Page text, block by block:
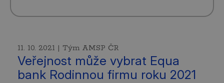
11. 10. 2021 | Tým AMSP ČR
Veřejnost může vybrat Equa
bank Rodinnou firmu roku 2021